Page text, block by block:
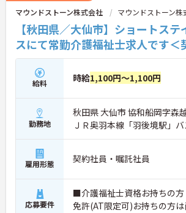
マウンドストーン株式会社 マウンドストーン株
【秋田県／大仙市】ショートス
スにて常勤介護福祉士求人です＜
給料 時給1,100円～1,100円
勤務地
秋田県 大仙市 協和船岡字森
ＪＲ奥羽本線「羽後境駅」
雇用形態 契約社員・嘱託社員
応募要件
■介護福祉士資格お持ちの
免許(AT限定可)お持ちの方は